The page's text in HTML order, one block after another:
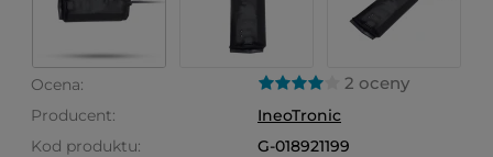
Ocena: 2 oceny
Producent:
IneoTronic
Kod produktu:
G-018921199